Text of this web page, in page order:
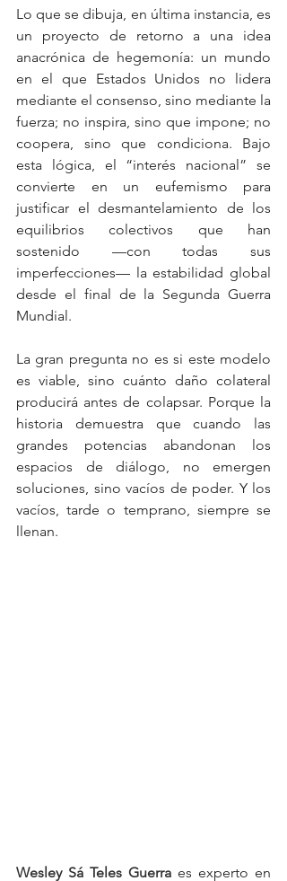
Lo que se dibuja, en última instancia, es
un proyecto de retorno a una idea
anacrónica de hegemonía: un mundo
en el que Estados Unidos no lidera
mediante el consenso, sino mediante la
fuerza; no inspira, sino que impone; no
coopera, sino que condiciona. Bajo
esta lógica, el “interés nacional” se
convierte en un eufemismo para
justificar el desmantelamiento de los
equilibrios colectivos que han
sostenido —con todas sus
imperfecciones— la estabilidad global
desde el final de la Segunda Guerra
Mundial.
La gran pregunta no es si este modelo
es viable, sino cuánto daño colateral
producirá antes de colapsar. Porque la
historia demuestra que cuando las
grandes potencias abandonan los
espacios de diálogo, no emergen
soluciones, sino vacíos de poder. Y los
vacíos, tarde o temprano, siempre se
llenan.
Wesley Sá Teles Guerra es experto en